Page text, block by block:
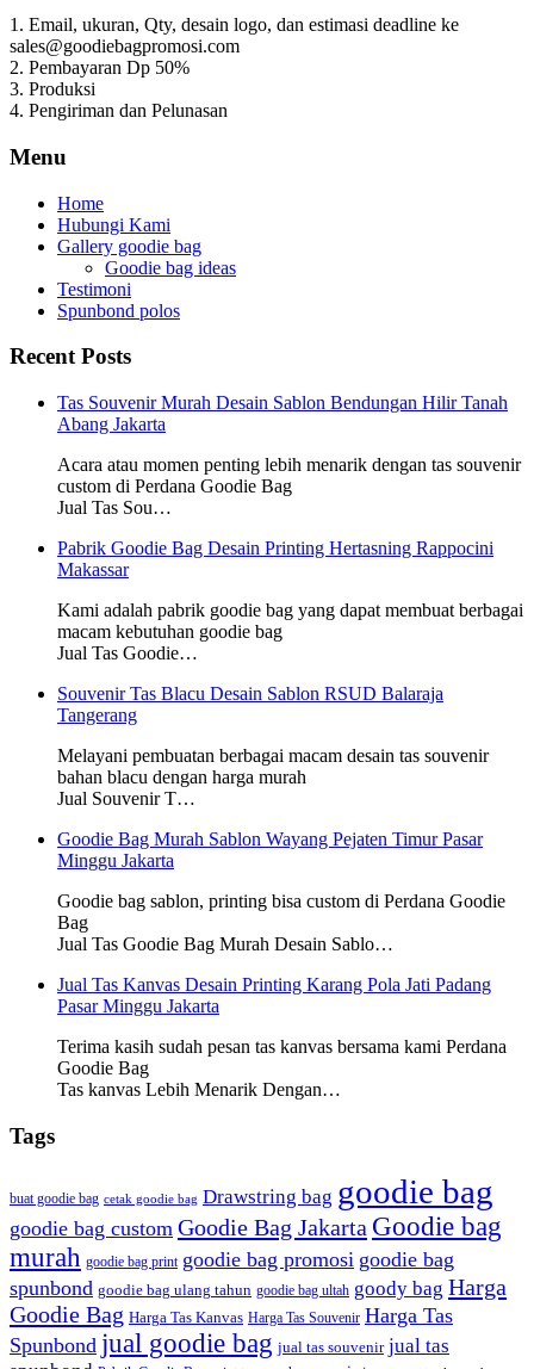
1. Email, ukuran, Qty, desain logo, dan estimasi deadline ke
sales@goodiebagpromosi.com
2. Pembayaran Dp 50%
3. Produksi
4. Pengiriman dan Pelunasan
Menu
Home
Hubungi Kami
Gallery goodie bag
Goodie bag ideas
Testimoni
Spunbond polos
Recent Posts
Tas Souvenir Murah Desain Sablon Bendungan Hilir Tanah
Abang Jakarta
Acara atau momen penting lebih menarik dengan tas souvenir
custom di Perdana Goodie Bag
Jual Tas Sou…
Pabrik Goodie Bag Desain Printing Hertasning Rappocini
Makassar
Kami adalah pabrik goodie bag yang dapat membuat berbagai
macam kebutuhan goodie bag
Jual Tas Goodie…
Souvenir Tas Blacu Desain Sablon RSUD Balaraja
Tangerang
Melayani pembuatan berbagai macam desain tas souvenir
bahan blacu dengan harga murah
Jual Souvenir T…
Goodie Bag Murah Sablon Wayang Pejaten Timur Pasar
Minggu Jakarta
Goodie bag sablon, printing bisa custom di Perdana Goodie
Bag
Jual Tas Goodie Bag Murah Desain Sablo…
Jual Tas Kanvas Desain Printing Karang Pola Jati Padang
Pasar Minggu Jakarta
Terima kasih sudah pesan tas kanvas bersama kami Perdana
Goodie Bag
Tas kanvas Lebih Menarik Dengan…
Tags
buat goodie bag cetak goodie bag Drawstring bag goodie bag
goodie bag custom Goodie Bag Jakarta Goodie bag
murah goodie bag print goodie bag promosi goodie bag
spunbond goodie bag ulang tahun goodie bag ultah goody bag Harga
Goodie Bag Harga Tas Kanvas Harga Tas Souvenir Harga Tas
Spunbond jual goodie bag jual tas souvenir jual tas